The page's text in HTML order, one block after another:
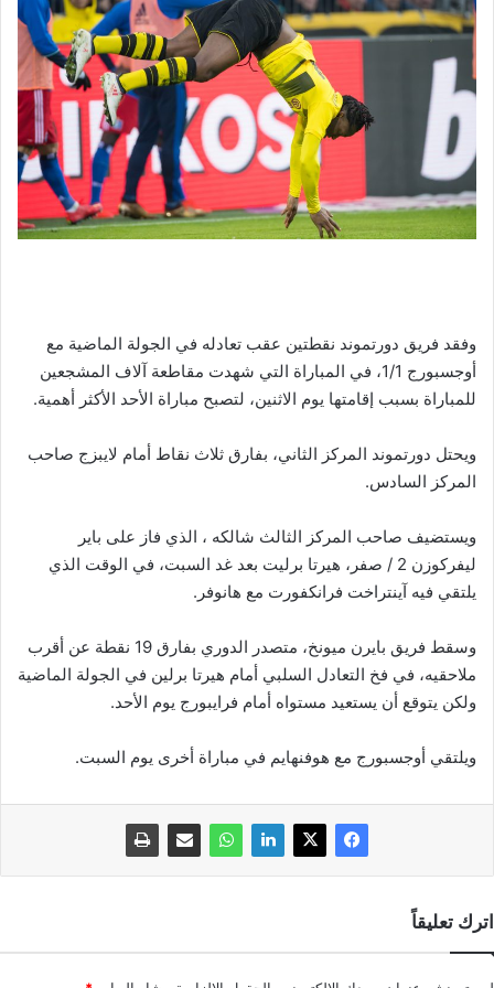
وفقد فريق دورتموند نقطتين عقب تعادله في الجولة الماضية مع
أوجسبورج 1/1، في المباراة التي شهدت مقاطعة آلاف المشجعين
للمباراة بسبب إقامتها يوم الاثنين، لتصبح مباراة الأحد الأكثر أهمية.
ويحتل دورتموند المركز الثاني، بفارق ثلاث نقاط أمام لايبزج صاحب
المركز السادس.
ويستضيف صاحب المركز الثالث شالكه ، الذي فاز على باير
ليفركوزن 2 / صفر، هيرتا برليت بعد غد السبت، في الوقت الذي
يلتقي فيه آينتراخت فرانكفورت مع هانوفر.
وسقط فريق بايرن ميونخ، متصدر الدوري بفارق 19 نقطة عن أقرب
ملاحقيه، في فخ التعادل السلبي أمام هيرتا برلين في الجولة الماضية
ولكن يتوقع أن يستعيد مستواه أمام فرايبورج يوم الأحد.
ويلتقي أوجسبورج مع هوفنهايم في مباراة أخرى يوم السبت.
اترك تعليقاً